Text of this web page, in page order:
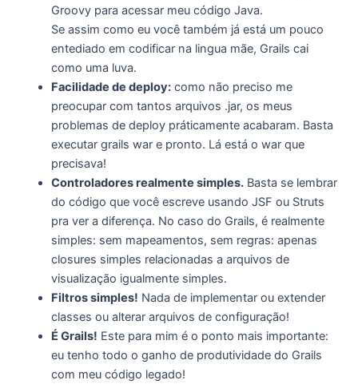
Groovy para acessar meu código Java.
Se assim como eu você também já está um pouco
entediado em codificar na lingua mãe, Grails cai
como uma luva.
Facilidade de deploy:como não preciso me
preocupar com tantos arquivos .jar, os meus
problemas de deploy práticamente acabaram. Basta
executar grails war e pronto. Lá está o war que
precisava!
Controladores realmente simples.Basta se lembrar
do código que você escreve usando JSF ou Struts
pra ver a diferença. No caso do Grails, é realmente
simples: sem mapeamentos, sem regras: apenas
closures simples relacionadas a arquivos de
visualização igualmente simples.
Filtros simples! Nada de implementar ou extender
classes ou alterar arquivos de configuração!
É Grails! Este para mim é o ponto mais importante:
eu tenho todo o ganho de produtividade do Grails
com meu código legado!